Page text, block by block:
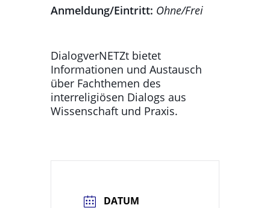
Anmeldung/Eintritt: Ohne/Frei
DialogverNETZt bietet
Informationen und Austausch
über Fachthemen des
interreligiösen Dialogs aus
Wissenschaft und Praxis.
DATUM